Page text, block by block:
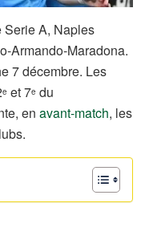
Serie A, Naples
Armando-Maradona.
7 décembre. Les
e et 7e du
en avant-match, les